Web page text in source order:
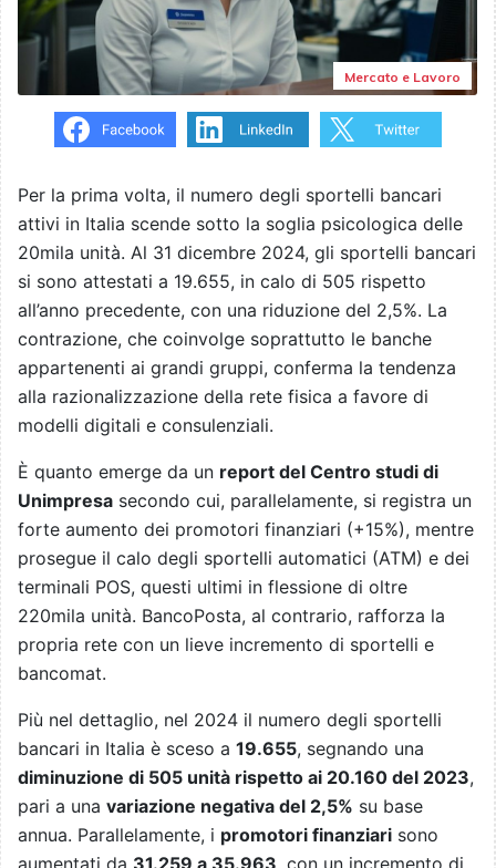
Mercato e Lavoro
Per la prima volta, il numero degli sportelli bancari
attivi in Italia scende sotto la soglia psicologica delle
20mila unità. Al 31 dicembre 2024, gli sportelli bancari
si sono attestati a 19.655, in calo di 505 rispetto
all’anno precedente, con una riduzione del 2,5%. La
contrazione, che coinvolge soprattutto le banche
appartenenti ai grandi gruppi, conferma la tendenza
alla razionalizzazione della rete fisica a favore di
modelli digitali e consulenziali.
È quanto emerge da un report del Centro studi di
Unimpresa secondo cui, parallelamente, si registra un
forte aumento dei promotori finanziari (+15%), mentre
prosegue il calo degli sportelli automatici (ATM) e dei
terminali POS, questi ultimi in flessione di oltre
220mila unità. BancoPosta, al contrario, rafforza la
propria rete con un lieve incremento di sportelli e
bancomat.
Più nel dettaglio, nel 2024 il numero degli sportelli
bancari in Italia è sceso a 19.655, segnando una
diminuzione di 505 unità rispetto ai 20.160 del 2023,
pari a una variazione negativa del 2,5% su base
annua. Parallelamente, i promotori finanziari sono